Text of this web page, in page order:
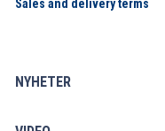
Sales and delivery terms
NYHETER